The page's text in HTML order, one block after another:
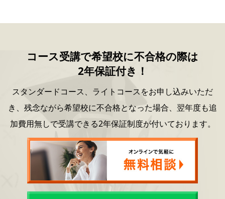
コース受講で希望校に不合格の際は
2年保証付き！
スタンダードコース、ライトコースをお申し込みいただ
き、 残念ながら希望校に不合格となった場合、 翌年度も追
加費用無しで受講できる2年保証制度が付いております。